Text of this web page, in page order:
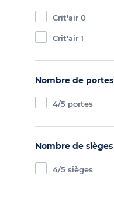
Crit'air 0
Crit'air 1
Nombre de portes
4/5 portes
Nombre de sièges
4/5 sièges